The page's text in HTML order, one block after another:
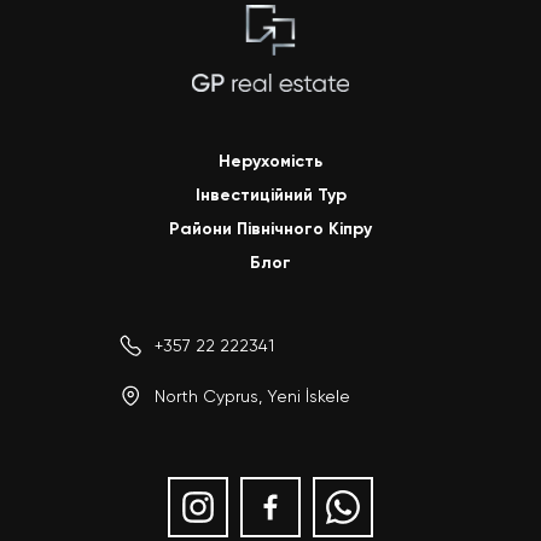
Нерухомість
Інвестиційний Тур
Райони Північного Кіпру
Блог
+357 22 222341
North Cyprus, Yeni İskele